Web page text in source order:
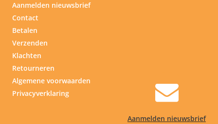
Aanmelden nieuwsbrief
Aanmelden nieuwsbrief
Contact
Betalen
Verzenden
Klachten
Retourneren
Algemene voorwaarden
Privacyverklaring